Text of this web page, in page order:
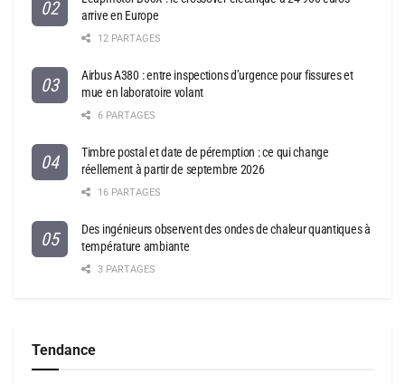
arrive en Europe
12 PARTAGES
Airbus A380 : entre inspections d’urgence pour fissures et
mue en laboratoire volant
6 PARTAGES
Timbre postal et date de péremption : ce qui change
réellement à partir de septembre 2026
16 PARTAGES
Des ingénieurs observent des ondes de chaleur quantiques à
température ambiante
3 PARTAGES
Tendance